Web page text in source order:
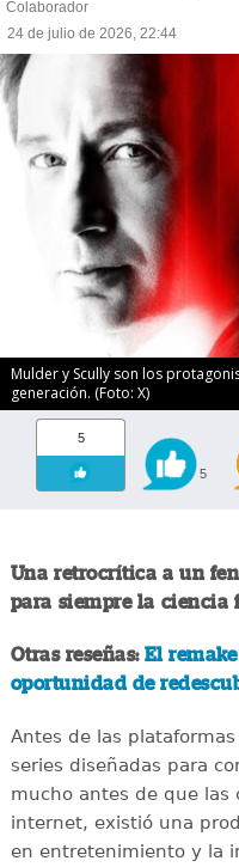
Colaborador
24 de julio de 2026, 22:44
Mulder y Scully son los
generación. (Foto: X)
5
5
Una retrocrítica a un
para siempre la ciencia
Otras reseñas:El
oportunidad de
Antes de las
series diseñadas para
mucho antes de que las
internet, existió una
en entretenimiento y la